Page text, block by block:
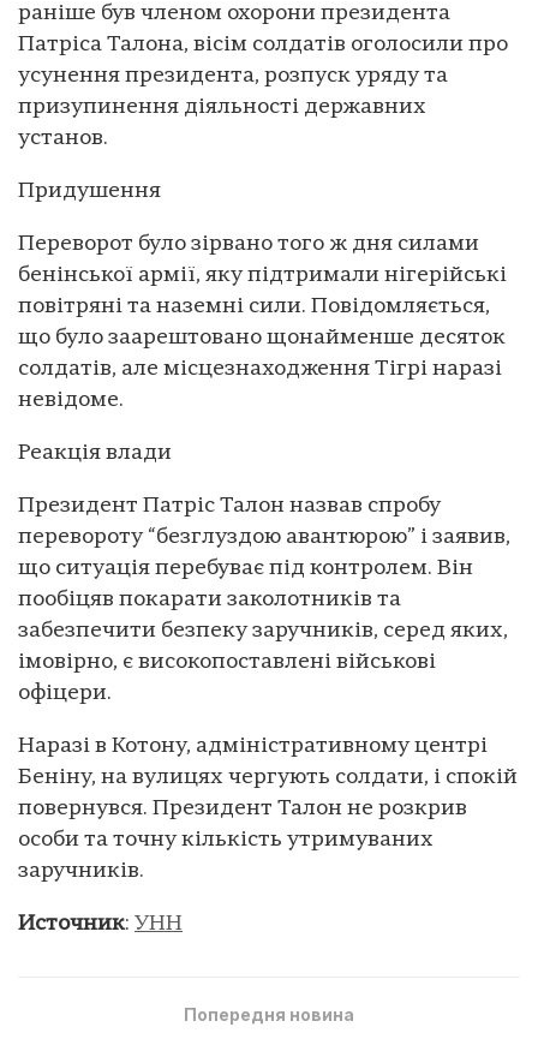
раніше був членом охорони президента
Патріса Талона, вісім солдатів оголосили про
усунення президента, розпуск уряду та
призупинення діяльності державних
установ.
Придушення
Переворот було зірвано того ж дня силами
бенінської армії, яку підтримали нігерійські
повітряні та наземні сили. Повідомляється,
що було заарештовано щонайменше десяток
солдатів, але місцезнаходження Тігрі наразі
невідоме.
Реакція влади
Президент Патріс Талон назвав спробу
перевороту “безглуздою авантюрою” і заявив,
що ситуація перебуває під контролем. Він
пообіцяв покарати заколотників та
забезпечити безпеку заручників, серед яких,
імовірно, є високопоставлені військові
офіцери.
Наразі в Котону, адміністративному центрі
Беніну, на вулицях чергують солдати, і спокій
повернувся. Президент Талон не розкрив
особи та точну кількість утримуваних
заручників.
Источник: УНН
Попередня новина